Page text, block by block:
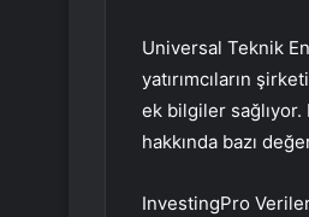
Universal Teknik
yatırımcıların
ek bilgiler
hakkında bazı
InvestingPro